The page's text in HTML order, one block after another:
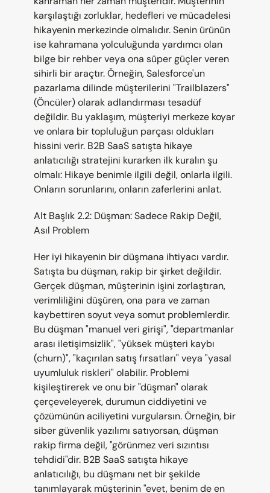
karşılaştığı zorluklar, hedefleri ve mücadelesi
hikayenin merkezinde olmalıdır. Senin ürünün
ise kahramana yolculuğunda yardımcı olan
bilge bir rehber veya ona süper güçler veren
sihirli bir araçtır. Örneğin, Salesforce'un
pazarlama dilinde müşterilerini "Trailblazers"
(Öncüler) olarak adlandırması tesadüf
değildir. Bu yaklaşım, müşteriyi merkeze koyar
ve onlara bir topluluğun parçası oldukları
hissini verir. B2B SaaS satışta hikaye
anlatıcılığı stratejini kurarken ilk kuralın şu
olmalı: Hikaye benimle ilgili değil, onlarla ilgili.
Onların sorunlarını, onların zaferlerini anlat.
Alt Başlık 2.2: Düşman: Sadece Rakip Değil,
Asıl Problem
Her iyi hikayenin bir düşmana ihtiyacı vardır.
Satışta bu düşman, rakip bir şirket değildir.
Gerçek düşman, müşterinin işini zorlaştıran,
verimliliğini düşüren, ona para ve zaman
kaybettiren soyut veya somut problemlerdir.
Bu düşman "manuel veri girişi", "departmanlar
arası iletişimsizlik", "yüksek müşteri kaybı
(churn)", "kaçırılan satış fırsatları" veya "yasal
uyumluluk riskleri" olabilir. Problemi
kişileştirerek ve onu bir "düşman" olarak
çerçeveleyerek, durumun ciddiyetini ve
çözümünün aciliyetini vurgularsın. Örneğin, bir
siber güvenlik yazılımı satıyorsan, düşman
rakip firma değil, "görünmez veri sızıntısı
tehdidi"dir. B2B SaaS satışta hikaye
anlatıcılığı, bu düşmanı net bir şekilde
tanımlayarak müşterinin "evet, benim de en